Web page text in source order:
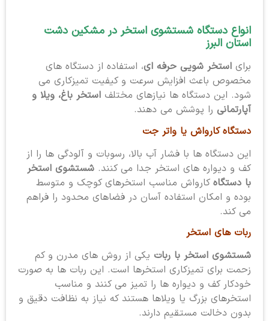
انواع دستگاه شستشوی استخر در مشکین دشت
استان البرز
برای استخر شویی حرفه ای، استفاده از دستگاه های
مخصوص باعث افزایش سرعت و کیفیت تمیزکاری می
شود. این دستگاه ها نیازهای مختلف استخر باغ، ویلا و
آپارتمانیرا پوشش می دهند.
دستگاه کارواش یا واتر جت
این دستگاه ها با فشار آب بالا، رسوبات و آلودگی ها را از
کف و دیواره های استخر جدا می کنند. شستشوی استخر
با دستگاهکارواش مناسب استخرهای کوچک و متوسط
بوده و امکان استفاده آسان در فضاهای محدود را فراهم
می کند.
ربات های استخر
شستشوی استخر با رباتیکی از روش های مدرن و کم
زحمت برای تمیزکاری استخرها است. این ربات ها به صورت
خودکار کف و دیواره ها را تمیز می کنند و مناسب
استخرهای بزرگ یا ویلاها هستند که نیاز به نظافت دقیق و
بدون دخالت مستقیم دارند.